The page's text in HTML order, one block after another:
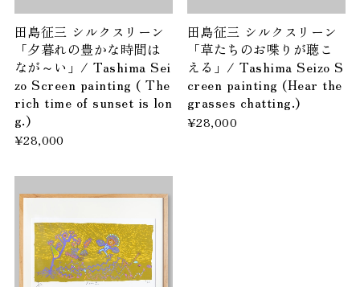
田島征三 シルクスリーン
「夕暮れの豊かな時間は
なが～い」/ Tashima Sei
zo Screen painting ( The
rich time of sunset is lon
g.)
¥28,000
田島征三 シルクスリーン
「草たちのお喋りが聴こ
える」/ Tashima Seizo S
creen painting (Hear the
grasses chatting.)
¥28,000